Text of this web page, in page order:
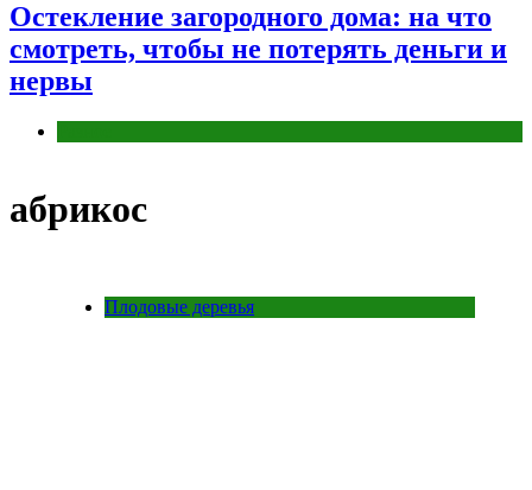
Остекление загородного дома: на что
смотреть, чтобы не потерять деньги и
нервы
абрикос
Плодовые деревья